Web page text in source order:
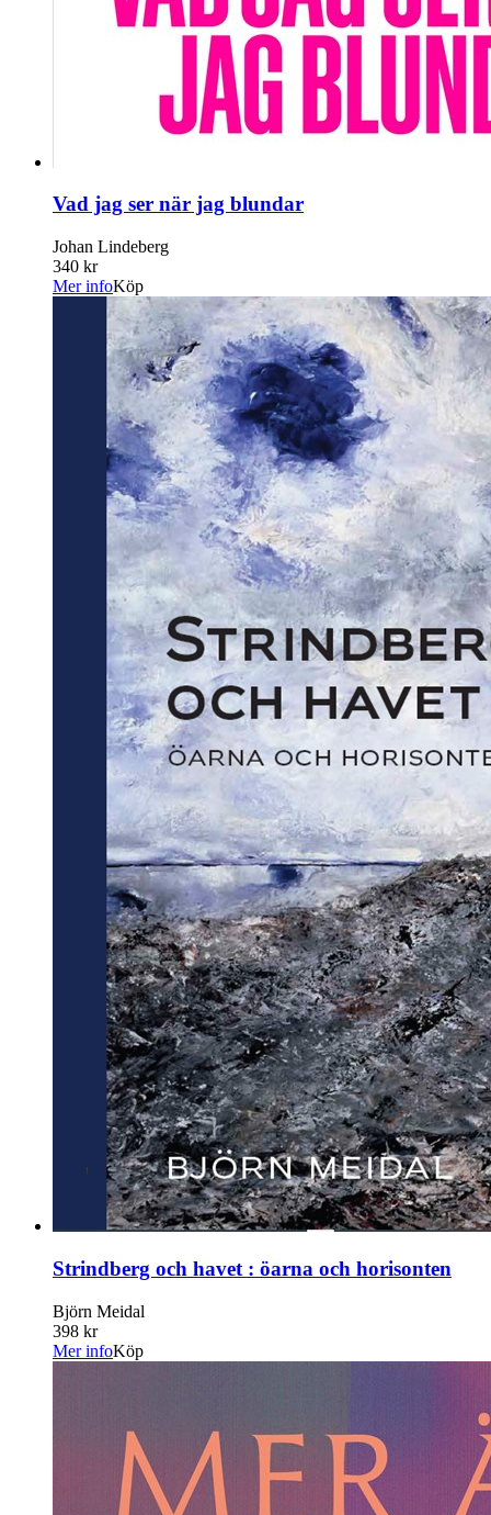
Vad jag ser när jag blundar
Johan Lindeberg
340 kr
Mer infoKöp
Strindberg och havet : öarna och horisonten
Björn Meidal
398 kr
Mer infoKöp